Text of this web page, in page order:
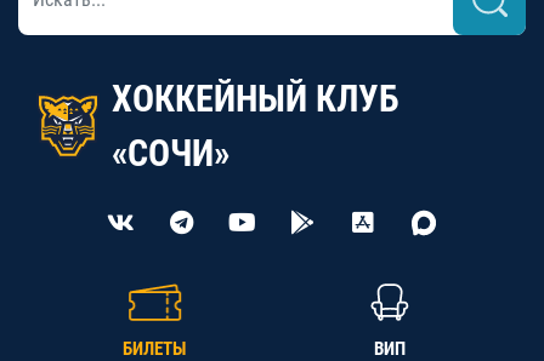
ХОККЕЙНЫЙ КЛУБ
«СОЧИ»
БИЛЕТЫ ВИП